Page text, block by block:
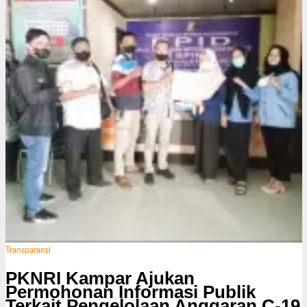
s
Transparansi
PKNRI Kampar Ajukan
Permohonan Informasi Publik